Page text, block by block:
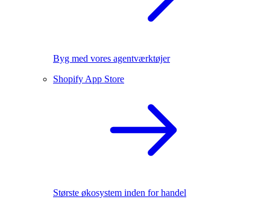
Byg med vores agentværktøjer
Shopify App Store
Største økosystem inden for handel